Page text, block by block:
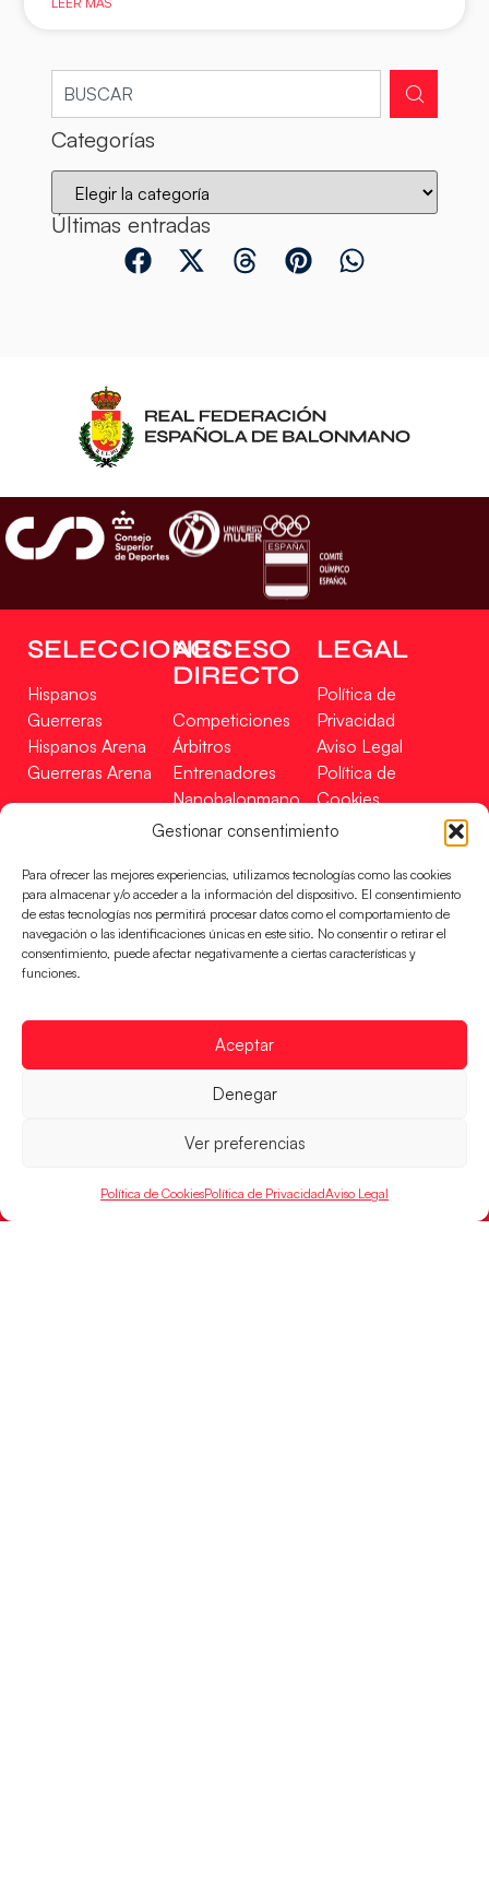
Gestionar consentimiento
Para ofrecer las mejores experiencias, utilizamos tecnologías como las cookies
para almacenar y/o acceder a la información del dispositivo. El consentimiento
de estas tecnologías nos permitirá procesar datos como el comportamiento de
navegación o las identificaciones únicas en este sitio. No consentir o retirar el
consentimiento, puede afectar negativamente a ciertas características y
funciones.
Aceptar
Denegar
Ver preferencias
Política de CookiesPolítica de PrivacidadAviso Legal
Categorías
Últimas entradas
SELECCIONES
Hispanos
Guerreras
Hispanos Arena
Guerreras Arena
ACCESO
DIRECTO
Competiciones
Árbitros
Entrenadores
Nanobalonmano
Tienda
LEGAL
Política de
Privacidad
Aviso Legal
Política de
Cookies
Mapa Web
Incidencias
CONTACTO
EN
FINANCIADO
RFEBM © 2024. Todos los derechos reservados –
Desarrollado por